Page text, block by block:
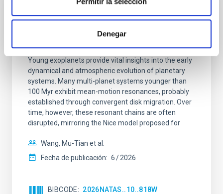
Denegar
An adolescent and near-resonant planetary
Young exoplanets provide vital insights into the early
dynamical and atmospheric evolution of planetary
systems. Many multi-planet systems younger than
100 Myr exhibit mean-motion resonances, probably
established through convergent disk migration. Over
time, however, these resonant chains are often
disrupted, mirroring the Nice model proposed for
Wang, Mu-Tian et al.
Fecha de publicación: 6 2026
BIBCODE 2026NATAS..10..818W